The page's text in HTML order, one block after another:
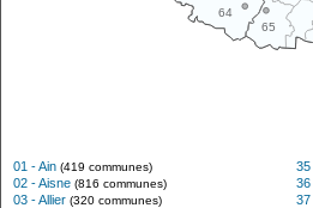
64
65
01 - Ain (419 communes)
02 - Aisne (816 communes)
03 - Allier (320 communes)
35
36
37